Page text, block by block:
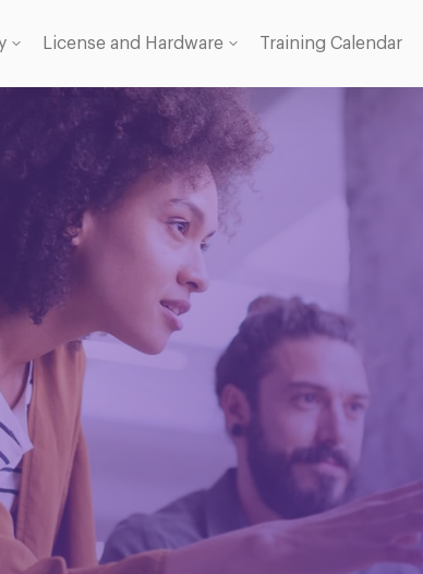
License and Hardware Training Calendar